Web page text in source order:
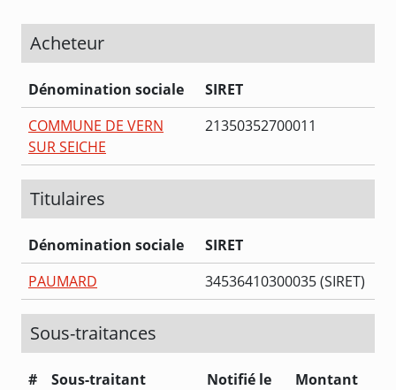
Acheteur
Dénomination sociale
SIRET
COMMUNE DE VERN
SUR SEICHE
21350352700011
Titulaires
Dénomination sociale
SIRET
PAUMARD
34536410300035 (SIRET)
Sous-traitances
# Sous-traitant Notifié le
Montant